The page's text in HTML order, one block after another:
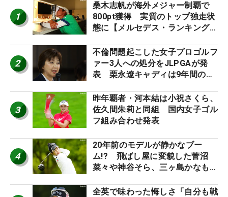
1
桑木志帆が海外メジャー制覇で
800pt獲得 実質のトップ独走状
態に【メルセデス・ランキング番
2
不倫問題起こした女子プロゴルフ
ァー3人への処分をJLPGAが発
表 栗永遼キャディは9年間の立
3
昨年覇者・河本結は小祝さくら、
佐久間朱莉と同組 国内女子ゴル
フ組み合わせ発表
4
20年前のモデルが静かなブー
ム!? 飛ばし屋に変貌した菅沼
菜々や神谷そら、三ヶ島かなも使
ロたちの“飛ばしギア”】
全英で味わった悔しさ「自分も戦